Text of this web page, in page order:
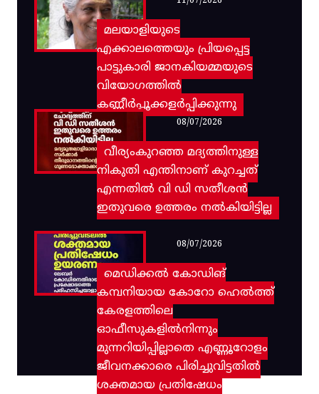
മലയാളിയുടെ
എക്കാലത്തെയും പ്രിയപ്പെട്ട
പാട്ടുകാരി ജാനകിയമ്മയുടെ
വിയോഗത്തിൽ
കണ്ണീർപ്പൂക്കളർപ്പിക്കുന്നു
വീര്യംകുറഞ്ഞ മദ്യത്തിനുള്ള
നികുതി എന്തിനാണ് കുറച്ചത്
എന്നതിൽ വി ഡി സതീശൻ
ഇതുവരെ ഉത്തരം നൽകിയിട്ടില്ല
08/07/2026
മെഡിക്കൽ കോഡിങ്
കമ്പനിയായ കോറോ ഹെൽത്ത്
കേരളത്തിലെ
ഓഫീസുകളിൽനിന്നും
മുന്നറിയിപ്പില്ലാതെ എണ്ണൂറോളം
ജീവനക്കാരെ പിരിച്ചുവിട്ടതിൽ‌
ശക്തമായ പ്രതിഷേധം
08/07/2026